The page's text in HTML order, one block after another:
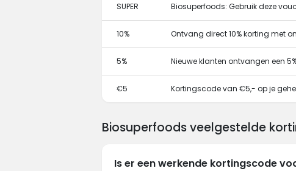
SUPER Biosuperfoods: Gebruik deze
10% Ontvang direct 10% korting met
5% Nieuwe klanten ontvangen een
€5 Kortingscode van €5,- op je
Biosuperfoods veelgestelde
Is er een werkende kortingscode